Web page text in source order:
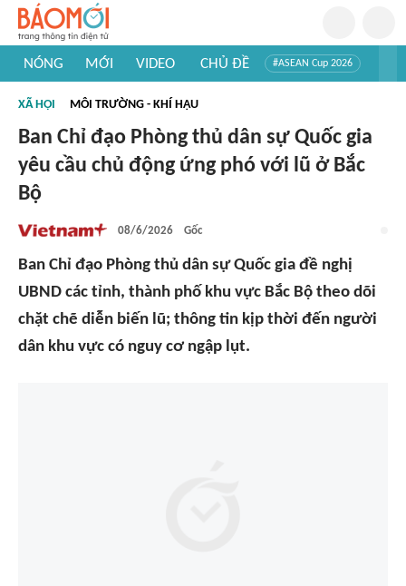
NÓNG MỚI VIDEO CHỦ ĐỀ #ASEAN Cup 2026
#Khám phá thế giới
XÃ HỘI MÔI TRƯỜNG - KHÍ HẬU
Ban Chỉ đạo Phòng thủ dân sự Quốc gia
yêu cầu chủ động ứng phó với lũ ở Bắc
Bộ
08/6/2026 Gốc
Ban Chỉ đạo Phòng thủ dân sự Quốc gia đề nghị
UBND các tỉnh, thành phố khu vực Bắc Bộ theo dõi
chặt chẽ diễn biến lũ; thông tin kịp thời đến người
dân khu vực có nguy cơ ngập lụt.